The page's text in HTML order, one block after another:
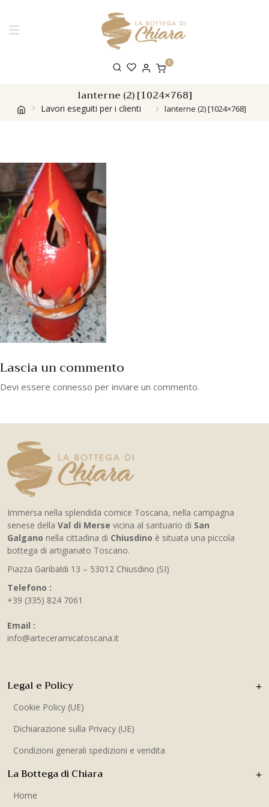
0
lanterne (2) [1024×768]
Lavori eseguiti per i clienti lanterne (2) [1024×768]
Lascia un commento
Devi essere connesso per inviare un commento.
Immersa nella splendida cornice Toscana, nella campagna
senese della Val di Merse vicina al santuario di San
Galgano nella cittadina di Chiusdino è situata una piccola
bottega di artigianato Toscano.
Piazza Garibaldi 13 – 53012 Chiusdino (SI)
Telefono :
+39 (335) 824 7061
Email :
info@arteceramicatoscana.it
La Bottega di Chiara
Home
Legal e Policy
Cookie Policy (UE)
Dichiarazione sulla Privacy (UE)
Condizioni generali spedizioni e vendita